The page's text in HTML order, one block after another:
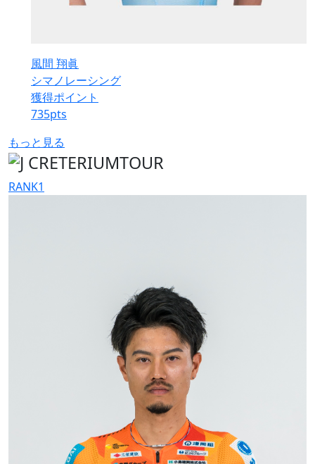
風間 翔眞
シマノレーシング
獲得ポイント
735pts
もっと見る
RANK1